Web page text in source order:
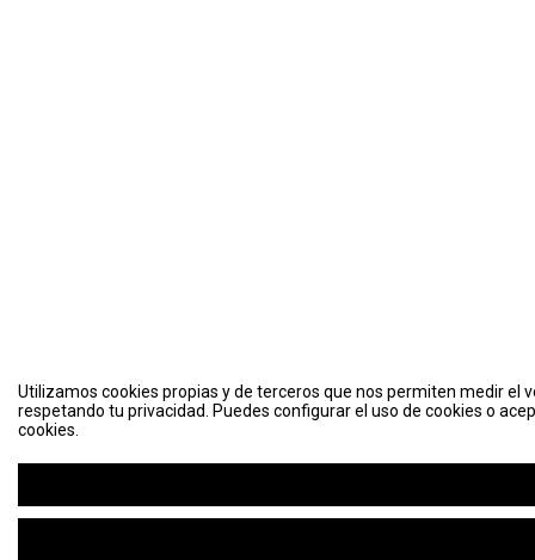
Utilizamos cookies propias y de terceros que nos permiten medir el
respetando tu privacidad. Puedes configurar el uso de cookies o
cookies.